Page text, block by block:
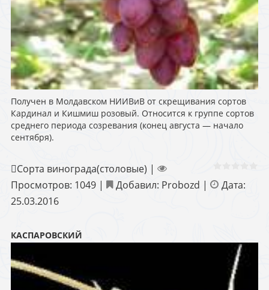
Получен в Молдавском НИИВиВ от скрещивания сортов
Кардинал и Кишмиш розовый. Относится к группе сортов
среднего периода созревания (конец августа — начало
сентября).
Сорта винограда(столовые) |
Просмотров: 1049 | Добавил: Probozd |
Дата:
25.03.2016
КАСПАРОВСКИЙ